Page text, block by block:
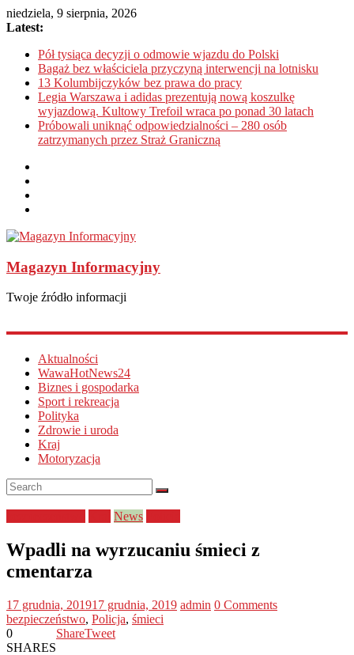
niedziela, 9 sierpnia, 2026
Latest:
Pół tysiąca decyzji o odmowie wjazdu do Polski
Bagaż bez właściciela przyczyną interwencji na lotnisku
13 Kolumbijczyków bez prawa do pracy
Legia Warszawa i adidas prezentują nową koszulkę
wyjazdową. Kultowy Trefoil wraca po ponad 30 latach
Próbowali uniknąć odpowiedzialności – 280 osób
zatrzymanych przez Straż Graniczną
Magazyn Informacyjny
Twoje źródło informacji
Aktualności
WawaHotNews24
Biznes i gospodarka
Sport i rekreacja
Polityka
Zdrowie i uroda
Kraj
Motoryzacja
News
Wpadli na wyrzucaniu śmieci z
cmentarza
17 grudnia, 201917 grudnia, 2019 admin 0 Comments
bezpieczeństwo, Policja, śmieci
0
SHARES
ShareTweet